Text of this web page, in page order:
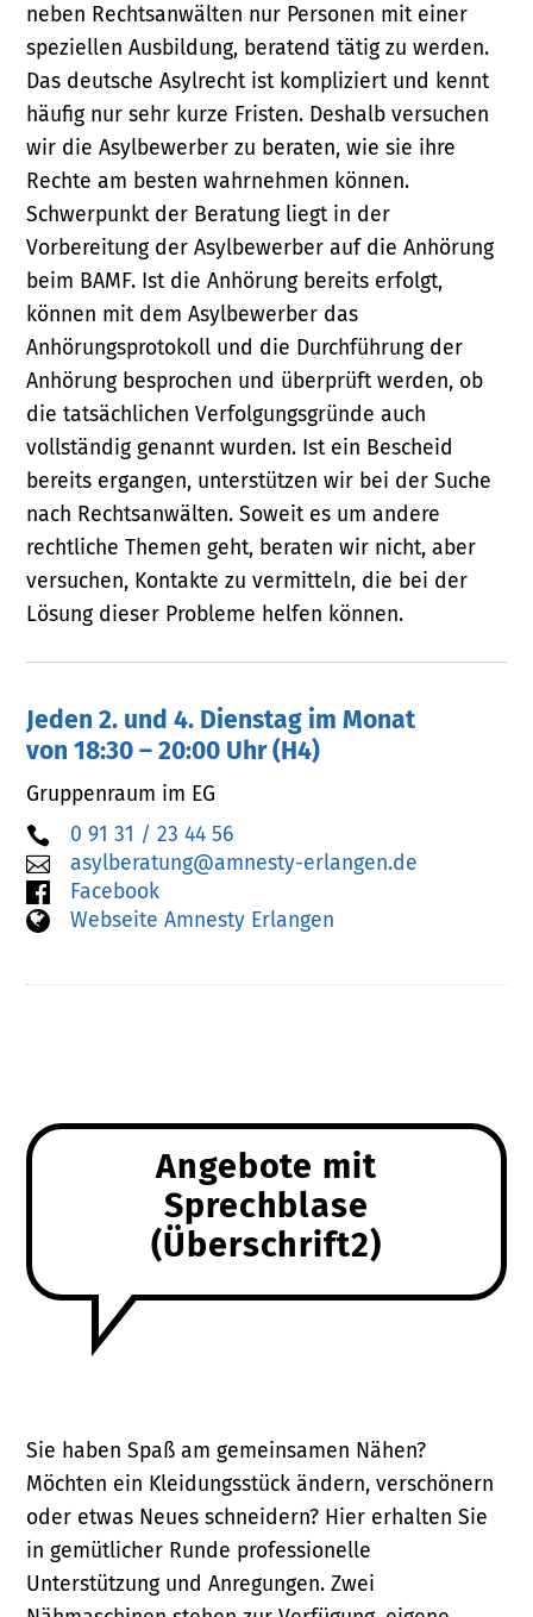
neben Rechtsanwälten nur Personen mit einer
speziellen Ausbildung, beratend tätig zu werden.
Das deutsche Asylrecht ist kompliziert und kennt
häufig nur sehr kurze Fristen. Deshalb versuchen
wir die Asylbewerber zu beraten, wie sie ihre
Rechte am besten wahrnehmen können.
Schwerpunkt der Beratung liegt in der
Vorbereitung der Asylbewerber auf die Anhörung
beim BAMF. Ist die Anhörung bereits erfolgt,
können mit dem Asylbewerber das
Anhörungsprotokoll und die Durchführung der
Anhörung besprochen und überprüft werden, ob
die tatsächlichen Verfolgungsgründe auch
vollständig genannt wurden. Ist ein Bescheid
bereits ergangen, unterstützen wir bei der Suche
nach Rechtsanwälten. Soweit es um andere
rechtliche Themen geht, beraten wir nicht, aber
versuchen, Kontakte zu vermitteln, die bei der
Lösung dieser Probleme helfen können.
Jeden 2. und 4. Dienstag im Monat
von 18:30 – 20:00 Uhr (H4)
Gruppenraum im EG
 0 91 31 / 23 44 56

asylberatung@amnesty-erlangen.de
Facebook
Webseite Amnesty Erlangen
Angebote mit
Sprechblase
(Überschrift2)
Sie haben Spaß am gemeinsamen Nähen?
Möchten ein Kleidungsstück ändern, verschönern
oder etwas Neues schneidern? Hier erhalten Sie
in gemütlicher Runde professionelle
Unterstützung und Anregungen. Zwei